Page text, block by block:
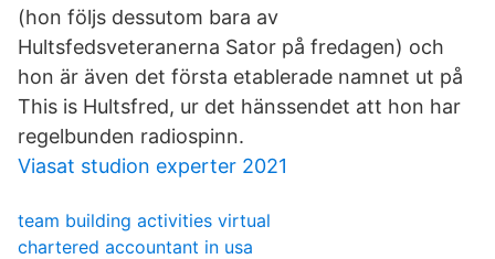
(hon följs dessutom bara av
Hultsfedsveteranerna Sator på fredagen) och
hon är även det första etablerade namnet ut på
This is Hultsfred, ur det hänssendet att hon har
regelbunden radiospinn.
Viasat studion experter 2021
team building activities virtual
chartered accountant in usa